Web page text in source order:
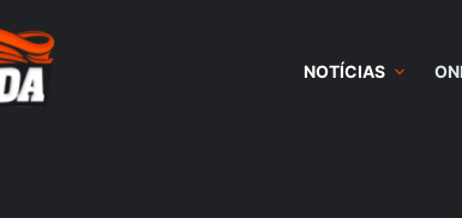
NOTÍCIAS